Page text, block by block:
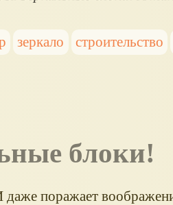
зеркало строительство
блоки!
даже поражает